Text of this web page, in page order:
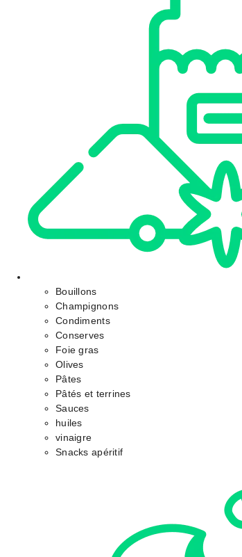
Bouillons
Champignons
Condiments
Conserves
Foie gras
Olives
Pâtes
Pâtés et terrines
Sauces
huiles
vinaigre
Snacks apéritif